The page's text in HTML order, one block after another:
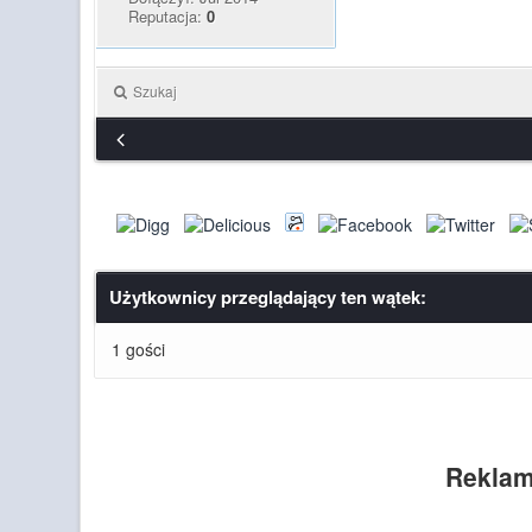
Reputacja:0
Szukaj
Użytkownicy przeglądający ten wątek:
1 gości